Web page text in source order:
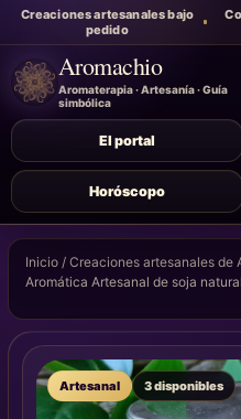
Creaciones artesanales bajo
pedido
Aromachio
Aromaterapia · Artesanía · Guía
simbólica
El portal
Horóscopo
Inicio / Creaciones artesanales de
Aromática Artesanal de soja
Artesanal 3 disponibles